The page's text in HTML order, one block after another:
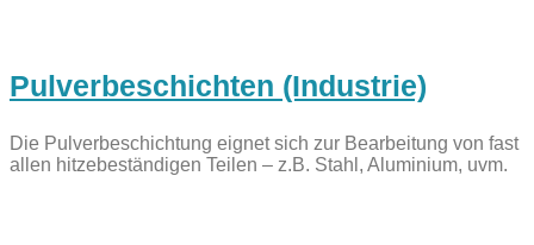
Pulverbeschichten (Industrie)
Die Pulverbeschichtung eignet sich zur Bearbeitung von fast
allen hitzebeständigen Teilen – z.B. Stahl, Aluminium, uvm.